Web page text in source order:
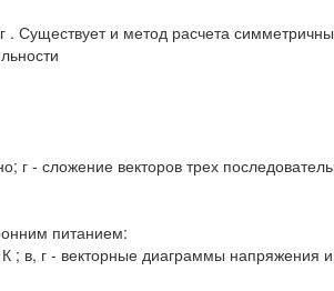
Существует и метод расчета
г - сложение векторов трех
питанием:
; в, г - векторные диаграммы напряжения и